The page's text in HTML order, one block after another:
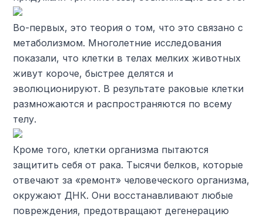
Во-первых, это теория о том, что это связано с
метаболизмом. Многолетние исследования
показали, что клетки в телах мелких животных
живут короче, быстрее делятся и
эволюционируют. В результате раковые клетки
размножаются и распространяются по всему
телу.
Кроме того, клетки организма пытаются
защитить себя от рака. Тысячи белков, которые
отвечают за «ремонт» человеческого организма,
окружают ДНК. Они восстанавливают любые
повреждения, предотвращают дегенерацию